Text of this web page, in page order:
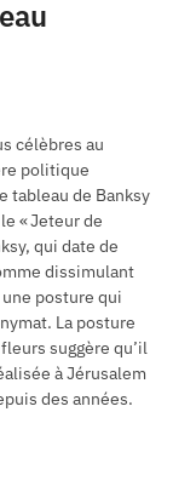
célèbres au
politique
tableau de Banksy
« Jeteur de
qui date de
dissimulant
posture qui
La posture
suggère qu’il
à Jérusalem
des années.